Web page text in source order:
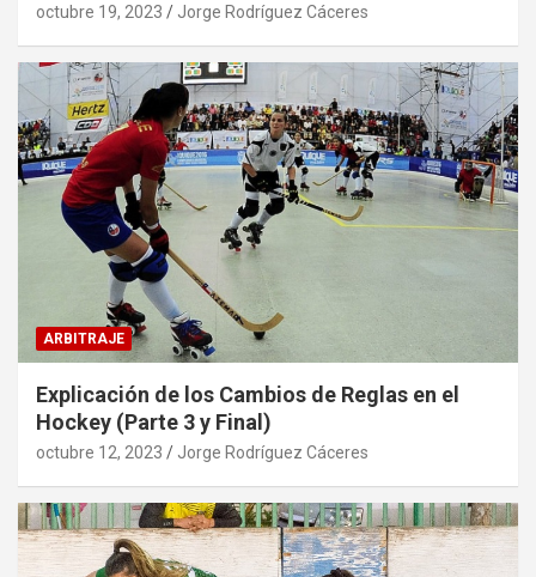
octubre 19, 2023 Jorge Rodríguez Cáceres
ARBITRAJE
Explicación de los Cambios de Reglas en el
Hockey (Parte 3 y Final)
octubre 12, 2023 Jorge Rodríguez Cáceres